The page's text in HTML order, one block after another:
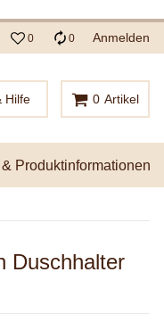
0 0 Anmelden
Hilfe 0 Artikel
Produktinformationen
Duschhalter